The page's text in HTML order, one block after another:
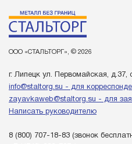
ООО «СТАЛЬТОРГ», © 2026
г. Липецк ул. Первомайская, д.37,
info@staltorg.su - для
zayavkaweb@staltorg.su - для
Написать руководителю
8 (800) 707-18-83 (звонок